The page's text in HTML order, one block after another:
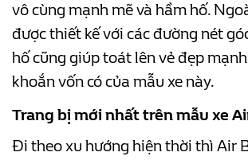
vô cùng mạnh mẽ và hầm hố.
được thiết kế với các đường nét
hố cũng giúp toát lên vẻ đẹp
khoắn vốn có của mẫu xe này.
Trang bị mới nhất trên mẫu xe
Đi theo xu hướng hiện thời thì Air